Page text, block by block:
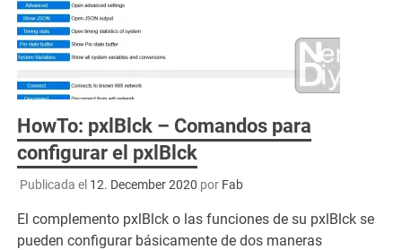
HowTo: pxlBlck – Comandos para
configurar el pxlBlck
Publicada el 12. December 2020 por Fab
El complemento pxlBlck o las funciones de su pxlBlck se
pueden configurar básicamente de dos maneras